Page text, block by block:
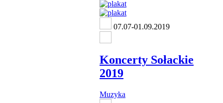
07.07-01.09.2019
Koncerty Sołackie
2019
Muzyka